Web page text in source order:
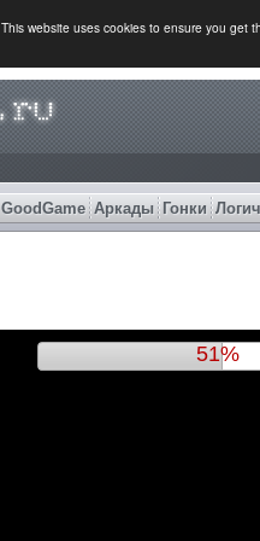
This website uses cookies to ensure you get
GoodGame Аркады Гонки
54%